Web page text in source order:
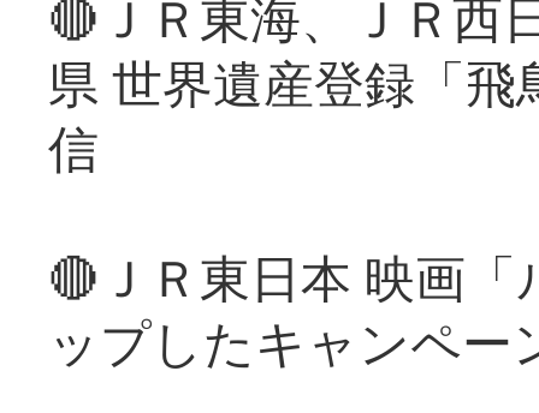
🔴ＪＲ東海、ＪＲ西
県 世界遺産登録「
信
🔴ＪＲ東日本 映画
ップしたキャンペー